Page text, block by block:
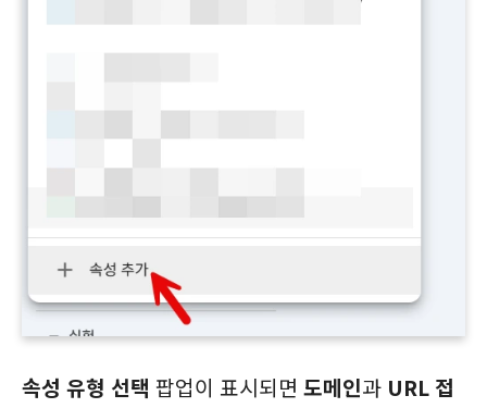
속성 유형 선택 팝업이 표시되면 도메인과 URL 접